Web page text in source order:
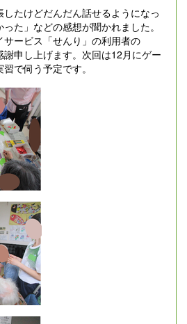
たけどだんだん話せるようになっ
た」などの感想が聞かれました。
ービス「せんり」の利用者の
申し上げます。次回は12月にゲー
で伺う予定です。